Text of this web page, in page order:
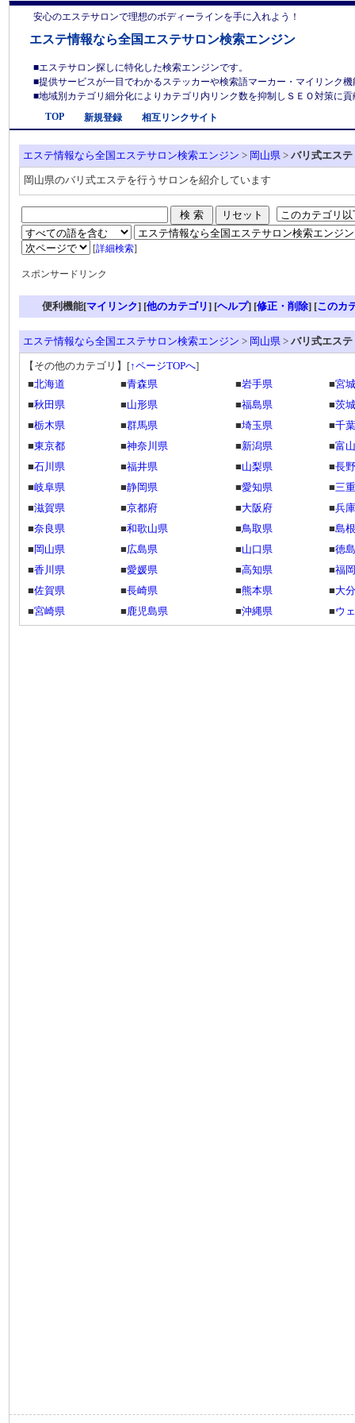
安心のエステサロンで理想のボディーラインを手に入れよう！
エステ情報なら全国エステサロン検索エンジン
■エステサロン探しに特化した検索エンジンです。
■提供サービスが一目でわかるステッカーや検索語マーカー・マイリンク
■地域別カテゴリ細分化によりカテゴリ内リンク数を抑制しＳＥＯ対策に
TOP
新規登録 相互リンクサイト
エステ情報なら全国エステサロン検索エンジン > 岡山県 > バリ式エステ
岡山県のバリ式エステを行うサロンを紹介しています
[詳細検索]
スポンサードリンク
便利機能[マイリンク] [他のカテゴリ] [ヘルプ] [修正・削除] [このカ
エステ情報なら全国エステサロン検索エンジン > 岡山県 > バリ式エステ
【その他のカテゴリ】 [↑ページTOPへ]
■北海道 ■青森県 ■岩手県 ■宮
■秋田県 ■山形県 ■福島県 ■茨
■栃木県 ■群馬県 ■埼玉県 ■千
■東京都 ■神奈川県 ■新潟県 ■富
■石川県 ■福井県 ■山梨県 ■長
■岐阜県 ■静岡県 ■愛知県 ■三
■滋賀県 ■京都府 ■大阪府 ■兵
■奈良県 ■和歌山県 ■鳥取県 ■島
■ 岡山県 ■広島県 ■山口県 ■徳
■香川県 ■愛媛県 ■高知県 ■福
■佐賀県 ■長崎県 ■熊本県 ■大
■宮崎県 ■鹿児島県 ■沖縄県 ■ウ